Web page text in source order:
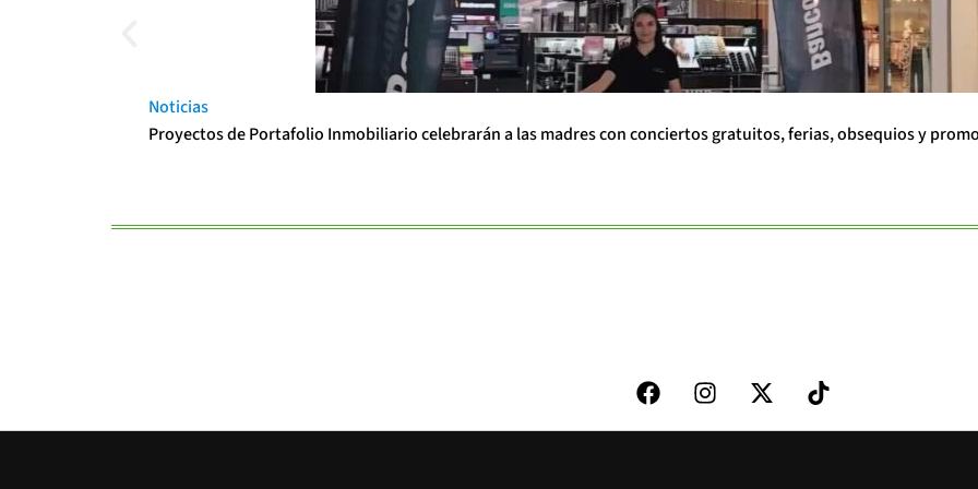
Noticias
Proyectos de Portafolio Inmobiliario celebrarán a las madres con conciertos gratuitos, ferias, obsequios y